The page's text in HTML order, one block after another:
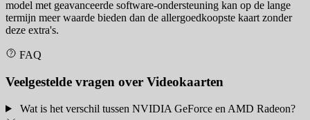
model met geavanceerde software-ondersteuning kan op de lange
termijn meer waarde bieden dan de allergoedkoopste kaart zonder
deze extra's.
FAQ
Veelgestelde vragen over Videokaarten
Wat is het verschil tussen NVIDIA GeForce en AMD Radeon?